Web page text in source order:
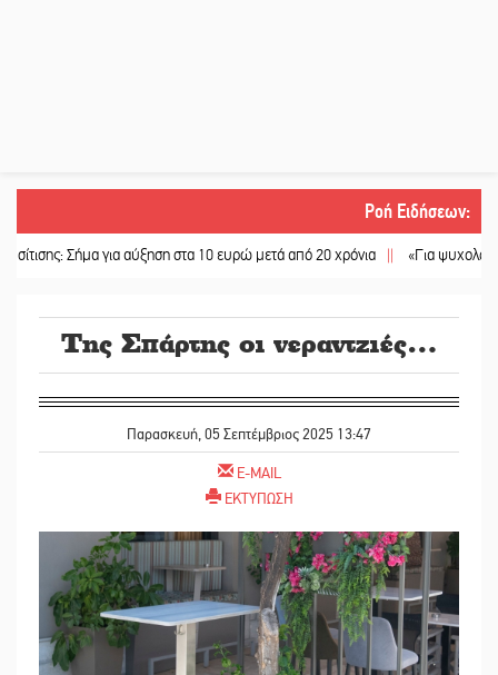
Ροή Ειδήσεων:
για αύξηση στα 10 ευρώ μετά από 20 χρόνια || «Για ψυχολογικούς λόγους»
Της Σπάρτης οι νεραντζιές…
Παρασκευή, 05 Σεπτέμβριος 2025 13:47
E-MAIL
ΕΚΤΥΠΩΣΗ